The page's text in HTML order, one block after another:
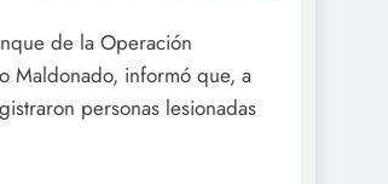
de la Operación
Maldonado, informó que, a
personas lesionadas